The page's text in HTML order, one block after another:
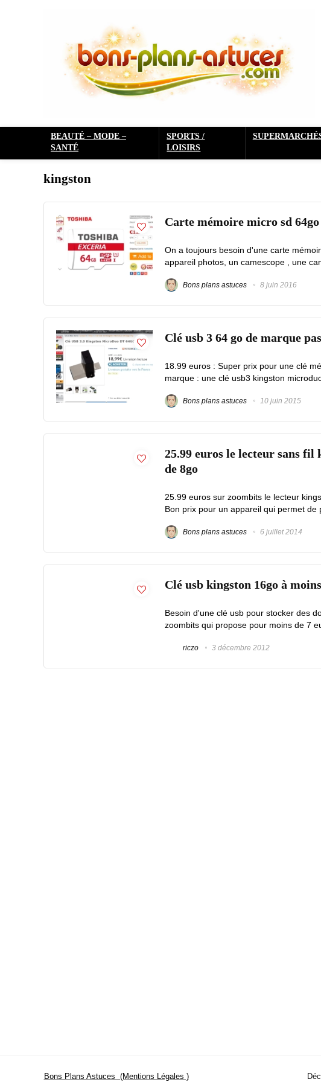
BEAUTÉ – MODE –
SANTÉ
SPORTS /
LOISIRS
kingston
Carte mémoire micro sd
On a toujours besoin d'une carte
appareil photos, un camescope , une
Bons plans astuces 8 juin 2016
Clé usb 3 64 go de marque
18.99 euros : Super prix pour une clé
marque : une clé usb3 kingston
Bons plans astuces 10 juin 2015
25.99 euros le lecteur sans
de 8go
25.99 euros sur zoombits le lecteur
Bon prix pour un appareil qui permet de
Bons plans astuces 6 juillet 2014
Clé usb kingston 16go à
Besoin d'une clé usb pour stocker des
zoombits qui propose pour moins de 7
riczo 3 décembre 2012
Bons Plans Astuces (Mentions Légales )